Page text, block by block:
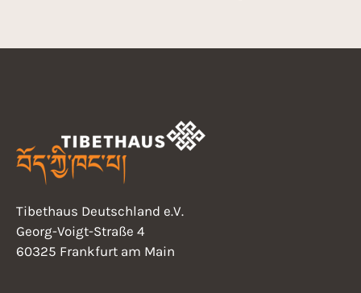
Tibethaus Deutschland e.V.
Georg-Voigt-Straße 4
60325 Frankfurt am Main